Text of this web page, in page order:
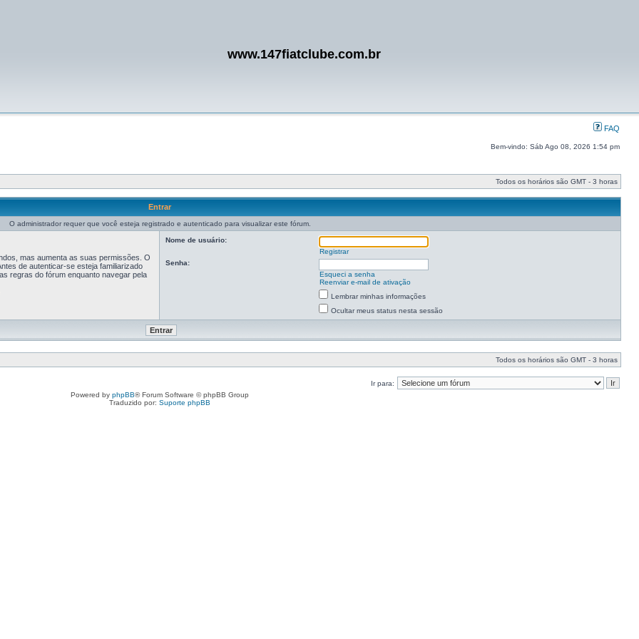
www.147fiatclube.com.br
FAQ
Bem-vindo: Sáb Ago 08, 2026 1:54 pm
Todos os horários são GMT - 3 horas
Entrar
O administrador requer que você esteja registrado e autenticado para visualizar este fórum.
mas aumenta as suas permissões. O
de autenticar-se esteja familiarizado
regras do fórum enquanto navegar pela
Nome de usuário:
Registrar
Senha:
Esqueci a senha
Reenviar e-mail de ativação
Lembrar minhas informações
Ocultar meus status nesta sessão
Todos os horários são GMT - 3 horas
Ir para:
Powered by phpBB® Forum Software © phpBB Group
Traduzido por: Suporte phpBB